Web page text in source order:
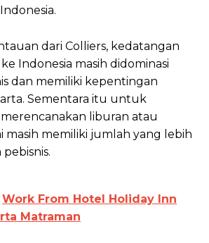
dari Colliers, kedatangan
Indonesia masih didominasi
dan memiliki kepentingan
Sementara itu untuk
liburan atau
masih memiliki jumlah yang lebih
Work From Hotel Holiday Inn
Matraman